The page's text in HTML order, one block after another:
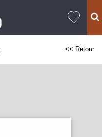
<< Retour